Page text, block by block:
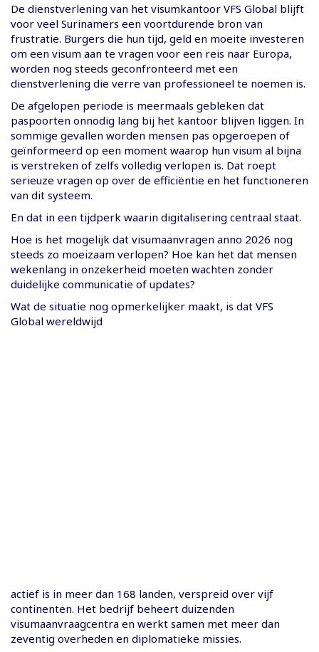
De dienstverlening van het visumkantoor VFS Global blijft
voor veel Surinamers een voortdurende bron van
frustratie. Burgers die hun tijd, geld en moeite investeren
om een visum aan te vragen voor een reis naar Europa,
worden nog steeds geconfronteerd met een
dienstverlening die verre van professioneel te noemen is.
De afgelopen periode is meermaals gebleken dat
paspoorten onnodig lang bij het kantoor blijven liggen. In
sommige gevallen worden mensen pas opgeroepen of
geïnformeerd op een moment waarop hun visum al bijna
is verstreken of zelfs volledig verlopen is. Dat roept
serieuze vragen op over de efficiëntie en het functioneren
van dit systeem.
En dat in een tijdperk waarin digitalisering centraal staat.
Hoe is het mogelijk dat visumaanvragen anno 2026 nog
steeds zo moeizaam verlopen? Hoe kan het dat mensen
wekenlang in onzekerheid moeten wachten zonder
duidelijke communicatie of updates?
Wat de situatie nog opmerkelijker maakt, is dat VFS
Global wereldwijd
actief is in meer dan 168 landen, verspreid over vijf
continenten. Het bedrijf beheert duizenden
visumaanvraagcentra en werkt samen met meer dan
zeventig overheden en diplomatieke missies.